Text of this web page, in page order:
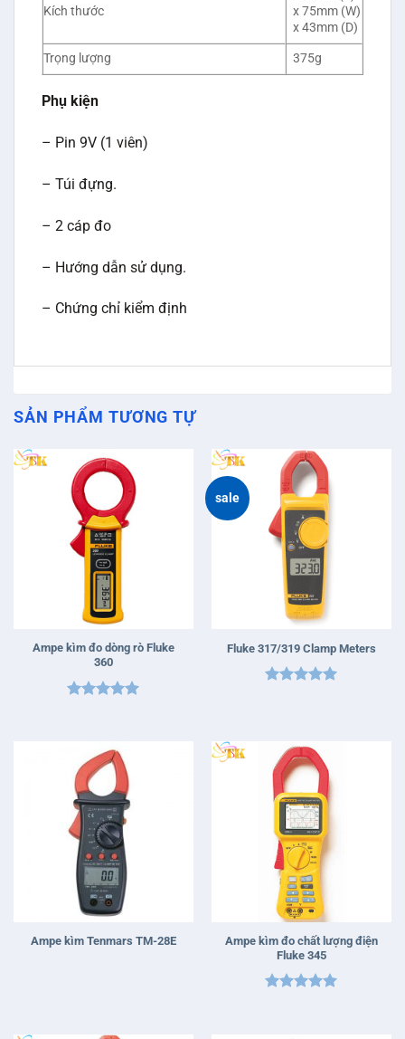
Kích thước
x 75mm (W)
x 43mm (D)
Trọng lượng
375g
Phụ kiện
– Pin 9V (1 viên)
– Túi đựng.
– 2 cáp đo
– Hướng dẫn sử dụng.
– Chứng chỉ kiểm định
SẢN PHẨM TƯƠNG TỰ
Ampe kìm đo dòng rò Fluke
360
sale
Fluke 317/319 Clamp Meters
Ampe kìm Tenmars TM-28E
Ampe kìm đo chất lượng điện
Fluke 345